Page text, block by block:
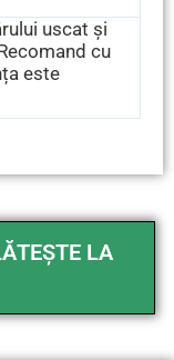
uscat și
cu
este
LA